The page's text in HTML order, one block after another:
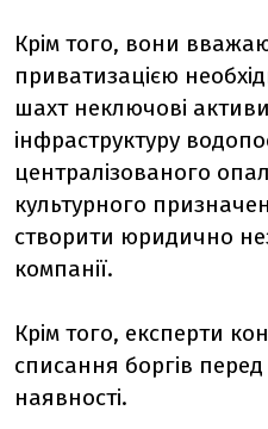
Крім того, вони
приватизацією
шахт неключові
інфраструктуру
централізованого
культурного
створити юридично
компанії.
Крім того, експерти
списання боргів
наявності.